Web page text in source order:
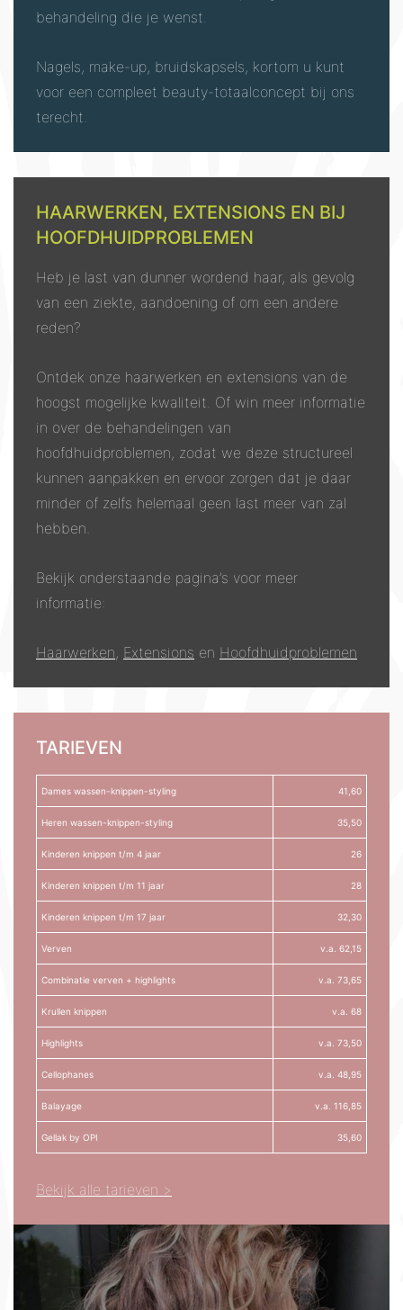
behandeling die je wenst.
Nagels, make-up, bruidskapsels, kortom u kunt
voor een compleet beauty-totaalconcept bij ons
terecht.
HAARWERKEN, EXTENSIONS EN BIJ
HOOFDHUIDPROBLEMEN
Heb je last van dunner wordend haar, als gevolg
van een ziekte, aandoening of om een andere
reden?
Ontdek onze haarwerken en extensions van de
hoogst mogelijke kwaliteit. Of win meer informatie
in over de behandelingen van
hoofdhuidproblemen, zodat we deze structureel
kunnen aanpakken en ervoor zorgen dat je daar
minder of zelfs helemaal geen last meer van zal
hebben.
Bekijk onderstaande pagina’s voor meer
informatie:
Haarwerken, Extensions en Hoofdhuidproblemen
TARIEVEN
Dames wassen-knippen-styling 41,60
Heren wassen-knippen-styling 35,50
Kinderen knippen t/m 4 jaar 26
Kinderen knippen t/m 11 jaar 28
Kinderen knippen t/m 17 jaar 32,30
Verven v.a. 62,15
Combinatie verven + highlights v.a. 73,65
Krullen knippen v.a. 68
Highlights v.a. 73,50
Cellophanes v.a. 48,95
Balayage v.a. 116,85
Gellak by OPI 35,60
Bekijk alle tarieven >